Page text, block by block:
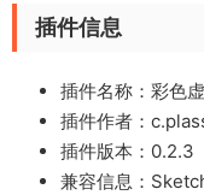
插件信息
插件名称：彩色
插件作者：
插件版本：0.2.3
兼容信息：